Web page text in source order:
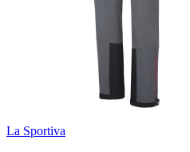
La Sportiva